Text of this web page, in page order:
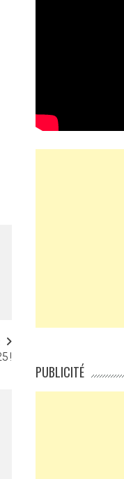
!
PUBLICITÉ